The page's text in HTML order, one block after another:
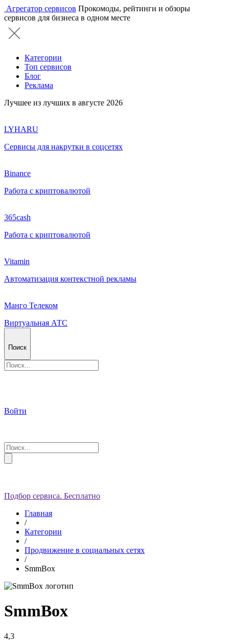
Агрегатор сервисов Прокомоды, рейтинги и обзоры
сервисов для бизнеса в одном месте
Категории
Топ сервисов
Блог
Реклама
Лучшее из лучших в августе 2026
LYHARU
Сервисы для накрутки в соцсетях
Binance
Работа с криптовалютой
365cash
Работа с криптовалютой
Vitamin
Автоматизация контекстной рекламы
Манго Телеком
Виртуальная АТС
Поиск
Войти
Подбор сервиса. Бесплатно
Главная
/
Категории
/
Продвижение в социальных сетях
/
SmmBox
SmmBox
4,3